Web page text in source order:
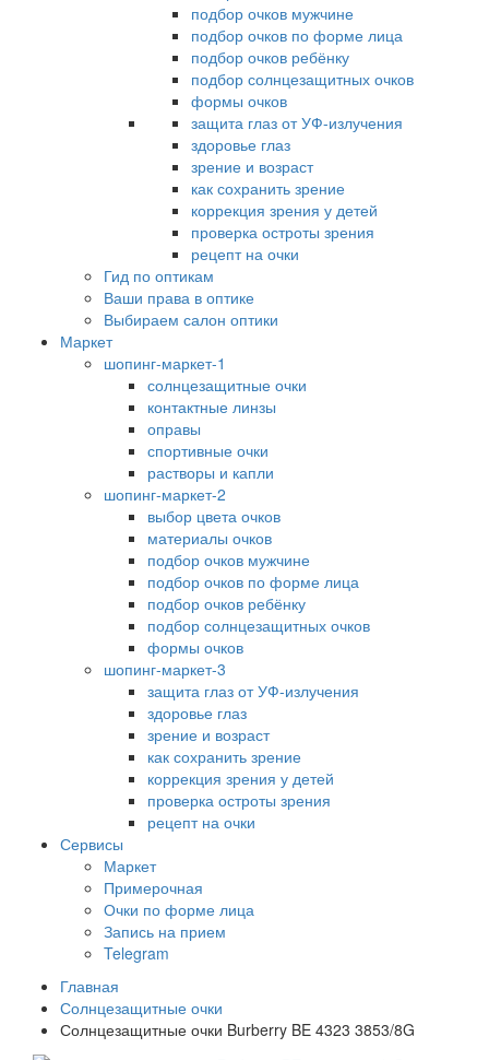
подбор очков мужчине
подбор очков по форме лица
подбор очков ребёнку
подбор солнцезащитных очков
формы очков
защита глаз от УФ-излучения
здоровье глаз
зрение и возраст
как сохранить зрение
коррекция зрения у детей
проверка остроты зрения
рецепт на очки
Гид по оптикам
Ваши права в оптике
Выбираем салон оптики
Маркет
шопинг-маркет-1
солнцезащитные очки
контактные линзы
оправы
спортивные очки
растворы и капли
шопинг-маркет-2
выбор цвета очков
материалы очков
подбор очков мужчине
подбор очков по форме лица
подбор очков ребёнку
подбор солнцезащитных очков
формы очков
шопинг-маркет-3
защита глаз от УФ-излучения
здоровье глаз
зрение и возраст
как сохранить зрение
коррекция зрения у детей
проверка остроты зрения
рецепт на очки
Сервисы
Маркет
Примерочная
Очки по форме лица
Запись на прием
Telegram
Главная
Солнцезащитные очки
Солнцезащитные очки Burberry BE 4323 3853/8G